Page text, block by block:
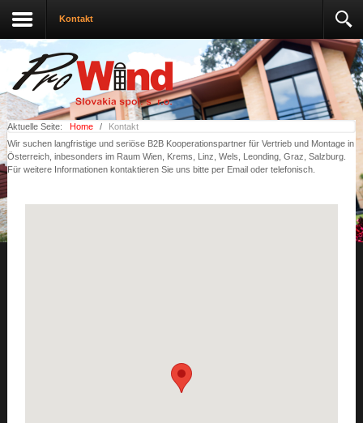
Kontakt
Aktuelle Seite: Home /
Kontakt
Wir suchen langfristige und seriöse B2B Kooperationspartner für Vertrieb und Montage in
Österreich, inbesonders im Raum Wien, Krems, Linz, Wels, Leonding, Graz, Salzburg.
Für weitere Informationen kontaktieren Sie uns bitte per Email oder telefonisch.